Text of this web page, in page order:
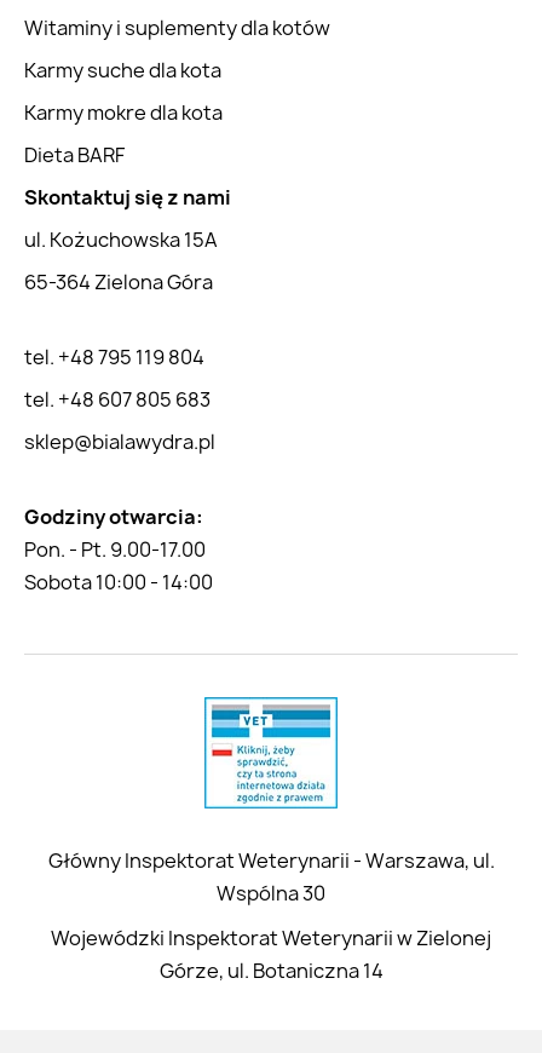
Witaminy i suplementy dla kotów
Karmy suche dla kota
Karmy mokre dla kota
Dieta BARF
Skontaktuj się z nami
ul. Kożuchowska 15A
65-364 Zielona Góra
tel. +48 795 119 804
tel. +48 607 805 683
sklep@bialawydra.pl
Godziny otwarcia:
Pon. - Pt. 9.00-17.00
Sobota 10:00 - 14:00
Główny Inspektorat Weterynarii - Warszawa, ul.
Wspólna 30
Wojewódzki Inspektorat Weterynarii w Zielonej
Górze, ul. Botaniczna 14